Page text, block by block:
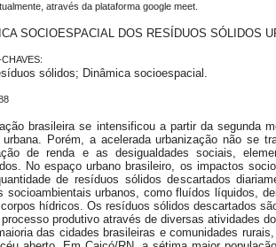
através da plataforma google meet.
SOCIOESPACIAL DOS RESÍDUOS SÓLIDOS
sólidos; Dinâmica socioespacial.
brasileira se intensificou a partir da segunda
urbana. Porém, a acelerada urbanização não se
de renda e as desigualdades sociais,
No espaço urbano brasileiro, os impactos
de resíduos sólidos descartados
socioambientais urbanos, como fluídos líquidos,
hídricos. Os resíduos sólidos descartados
produtivo através de diversas atividades
das cidades brasileiras e comunidades